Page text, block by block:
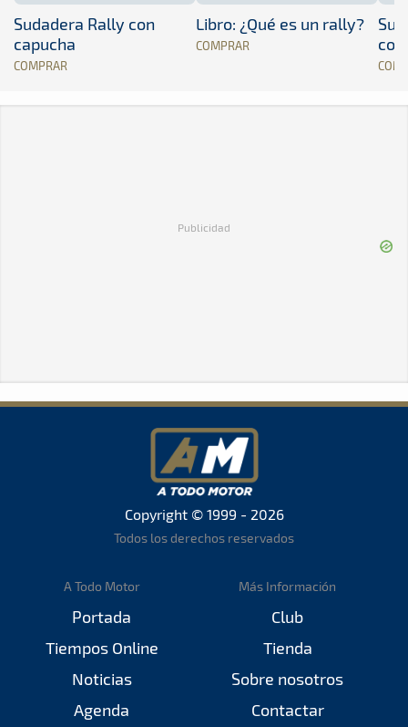
Sudadera Rally con
capucha
COMPRAR
Libro: ¿Qué es un rally?
COMPRAR
Publicidad
Copyright © 1999 - 2026
Todos los derechos reservados
A Todo Motor
Portada
Tiempos Online
Noticias
Agenda
Más Información
Club
Tienda
Sobre nosotros
Contactar